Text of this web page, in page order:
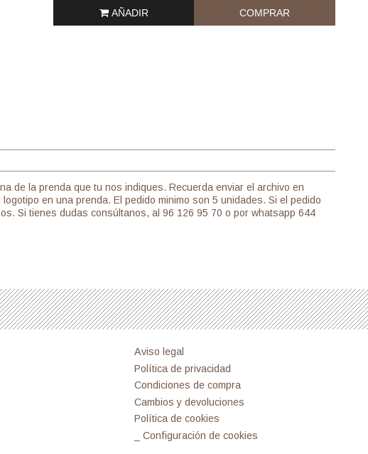
AÑADIR COMPRAR
de la prenda que tu nos indiques. Recuerda enviar el archivo en
en una prenda. El pedido minimo son 5 unidades. Si el pedido
Si tienes dudas consúltanos, al 96 126 95 70 o por whatsapp 644
Aviso legal
Política de privacidad
Condiciones de compra
Cambios y devoluciones
Política de cookies
_ Configuración de cookies